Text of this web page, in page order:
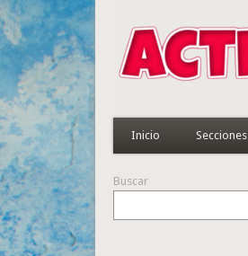
Inicio Secciones
Buscar